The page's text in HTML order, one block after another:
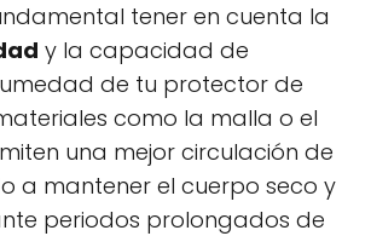
tener en cuenta la
y la capacidad de
de tu protector de
como la malla o el
una mejor circulación de
a mantener el cuerpo seco y
periodos prolongados de